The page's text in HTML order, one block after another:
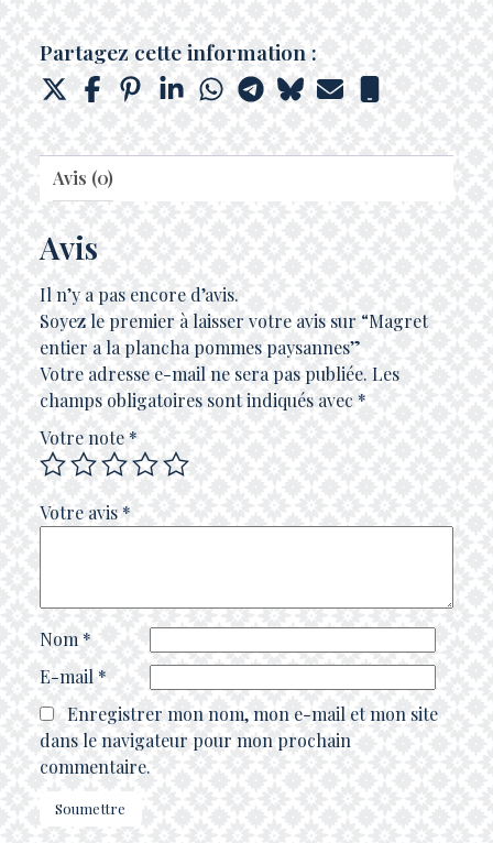
Partagez cette information :
Avis (0)
Avis
Il n’y a pas encore d’avis.
Soyez le premier à laisser votre avis sur “Magret
entier a la plancha pommes paysannes”
Votre adresse e-mail ne sera pas publiée. Les
champs obligatoires sont indiqués avec*
Votre note *
Votre avis*
Nom *
E-mail *
Enregistrer mon nom, mon e-mail et mon site
dans le navigateur pour mon prochain
commentaire.